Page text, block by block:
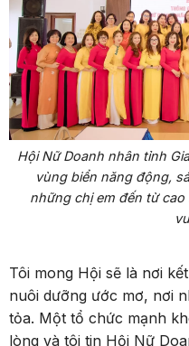
Hội Nữ Doanh nhân tỉnh
vùng biển năng động,
những chị em đến từ
Tôi mong Hội sẽ là nơi
nuôi dưỡng ước mơ, nơi
tỏa. Một tổ chức mạnh
lòng và tôi tin Hội Nữ